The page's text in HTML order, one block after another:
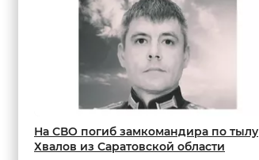
На СВО погиб замкомандира по тылу
Хвалов из Саратовской области